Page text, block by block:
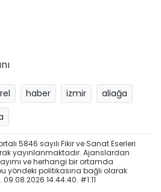
haber izmir
aliağa
5846 sayılı Fikir ve Sanat Eserleri
yayınlanmaktadır. Ajanslardan
ve herhangi bir ortamda
yöndeki politikasına bağlı olarak
14:44:40. #1.11